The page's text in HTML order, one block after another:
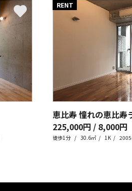
RENT
恵比寿 憧れの恵比寿
225,000円 / 8,000円
徒歩1分 30.6㎡ 1K